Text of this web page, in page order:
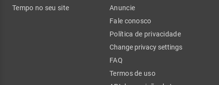
Tempo no seu site
Anuncie
Fale conosco
Política de privacidade
Change privacy settings
FAQ
Termos de uso